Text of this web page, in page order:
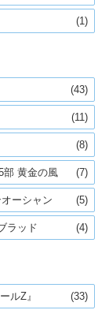
(1)
(43)
(11)
(8)
部 黄金の風 (7)
ーシャン (5)
ラッド (4)
ルZ』 (33)